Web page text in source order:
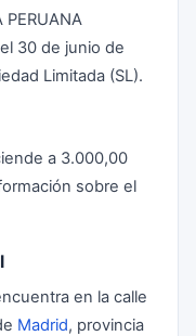
PERUANA
30 de junio de
Limitada (SL).
a 3.000,00
sobre el
en la calle
Madrid, provincia